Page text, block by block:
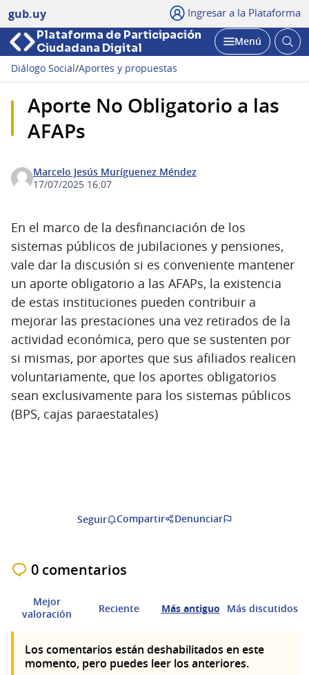
gub.uy Ingresar a la Plataforma
Plataforma de Participación
Ciudadana Digital
Abrir
Menú
Diálogo Social/Aportes y propuestas
Aporte No Obligatorio a las
AFAPs
Marcelo Jesús Muríguenez Méndez
17/07/2025 16:07
En el marco de la desfinanciación de los
sistemas públicos de jubilaciones y pensiones,
vale dar la discusión si es conveniente mantener
un aporte obligatorio a las AFAPs, la existencia
de estas instituciones pueden contribuir a
mejorar las prestaciones una vez retirados de la
actividad económica, pero que se sustenten por
si mismas, por aportes que sus afiliados realicen
voluntariamente, que los aportes obligatorios
sean exclusivamente para los sistemas públicos
(BPS, cajas paraestatales)
Seguir Compartir Denunciar
0 comentarios
Mejor
valoración
Reciente Más antiguo Más discutidos
Los comentarios están deshabilitados en este
momento, pero puedes leer los anteriores.